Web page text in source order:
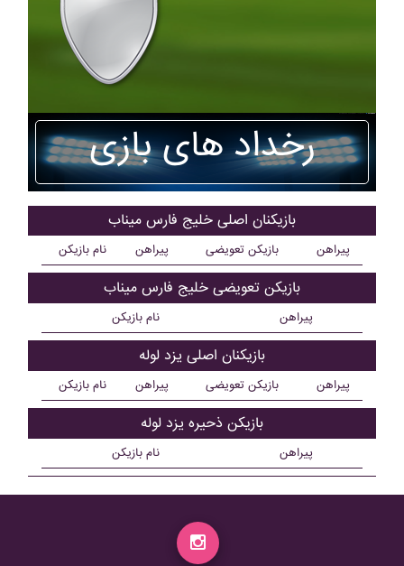
رخداد های بازی
بازیکنان اصلی خليج فارس ميناب
نام بازیکن پیراهن بازیکن تعویضی پیراهن
بازیکن تعویضی خليج فارس ميناب
نام بازیکن پیراهن
بازیکنان اصلی يزد لوله
نام بازیکن پیراهن بازیکن تعویضی پیراهن
بازیکن ذحیره يزد لوله
نام بازیکن پیراهن